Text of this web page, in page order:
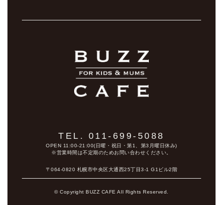
TEL. 011-699-5088
OPEN 11:00-21:00(日曜・祝日・第1、第3月曜日休み)
※営業時間は不定期のためお問い合わせください。
〒064-0820 札幌市中央区大通西25丁目3-1 G1ビル2階
© Copyright BUZZ CAFE All Rights Reserved.